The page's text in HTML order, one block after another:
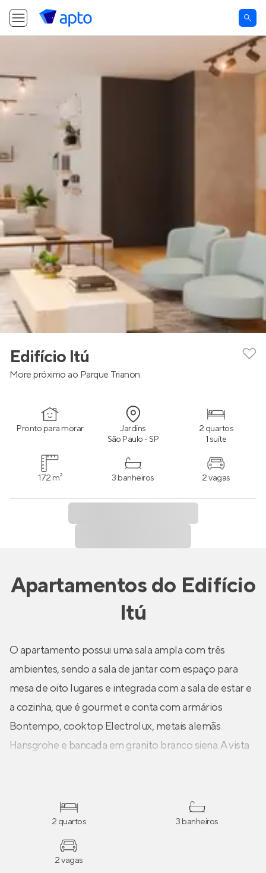
Edifício Itú
More próximo ao Parque Trianon.
Pronto para morar Jardins
São Paulo - SP
2 quartos
1 suíte
172 m² 3 banheiros 2 vagas
Apartamentosdo Edifício
Itú
O apartamento possui uma sala ampla com três
ambientes, sendo a sala de jantar com espaço para
mesa de oito lugares e integrada com a sala de estar e
a cozinha, que é gourmet e conta com armários
Bontempo, cooktop Electrolux, metais alemãs
Hansgrohe e bancada em granito branco siena. A vista
2 quartos 3 banheiros
2 vagas